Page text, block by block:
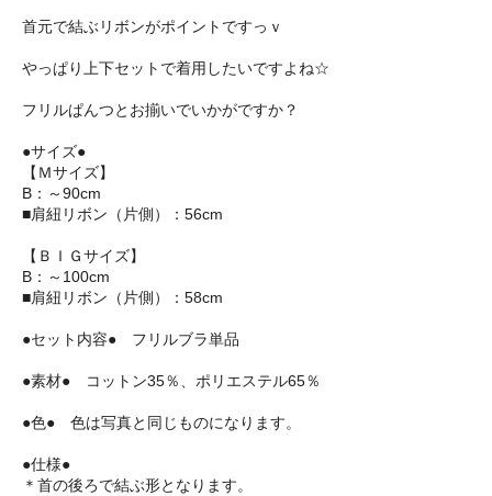
首元で結ぶリボンがポイントですっｖ
やっぱり上下セットで着用したいですよね☆
フリルぱんつとお揃いでいかがですか？
●サイズ●
【Ｍサイズ】
B：～90cm
■肩紐リボン（片側）：56cm
【ＢＩＧサイズ】
B：～100cm
■肩紐リボン（片側）：58cm
●セット内容● フリルブラ単品
●素材● コットン35％、ポリエステル65％
●色● 色は写真と同じものになります。
●仕様●
＊首の後ろで結ぶ形となります。